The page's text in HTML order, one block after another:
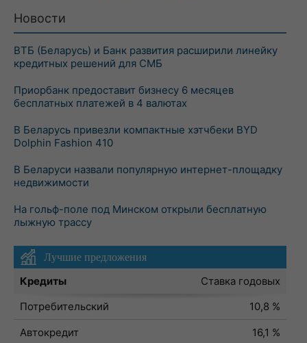
Новости
ВТБ (Беларусь) и Банк развития расширили линейку
кредитных решений для СМБ
Приорбанк предоставит бизнесу 6 месяцев
бесплатных платежей в 4 валютах
В Беларусь привезли компактные хэтчбеки BYD
Dolphin Fashion 410
В Беларуси назвали популярную интернет-площадку
недвижимости
На гольф-поле под Минском открыли бесплатную
лыжную трассу
Лучшие предложения
Кредиты
Ставка годовых
Потребительский
10,8 %
Автокредит
16,1 %